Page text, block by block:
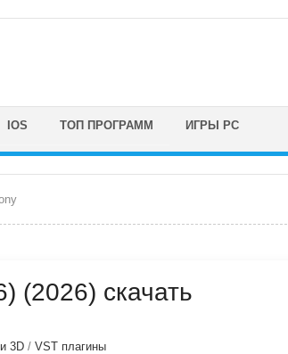
IOS ТОП ПРОГРАММ ИГРЫ PC
(2026) скачать
3D / VST плагины